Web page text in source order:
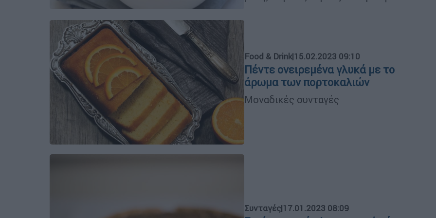
Food & Drink|15.02.2023 09:10
Πέντε ονειρεμένα γλυκά με το
άρωμα των πορτοκαλιών
Μοναδικές συνταγές
Συνταγές|17.01.2023 08:09